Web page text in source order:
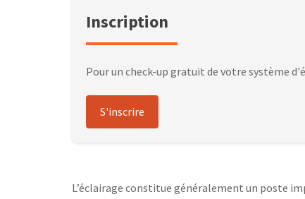
Inscription
Pour un check-up gratuit de votre système
S'inscrire
L’éclairage constitue généralement un poste